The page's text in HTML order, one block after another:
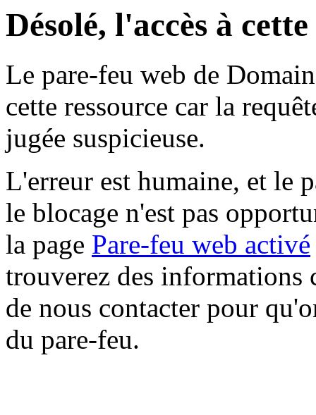
Désolé, l'accès à
Le pare-feu web de
cette ressource car la
jugée suspicieuse.
L'erreur est humaine, et le
le blocage n'est pas
la page Pare-feu web activé
trouverez des informations
de nous contacter pour
du pare-feu.